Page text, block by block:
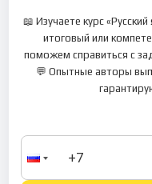
📖 Изучаете курс
итоговый или
поможем справиться с
💬 Опытные авторы